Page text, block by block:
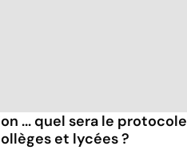
... quel sera le protocole
et lycées ?